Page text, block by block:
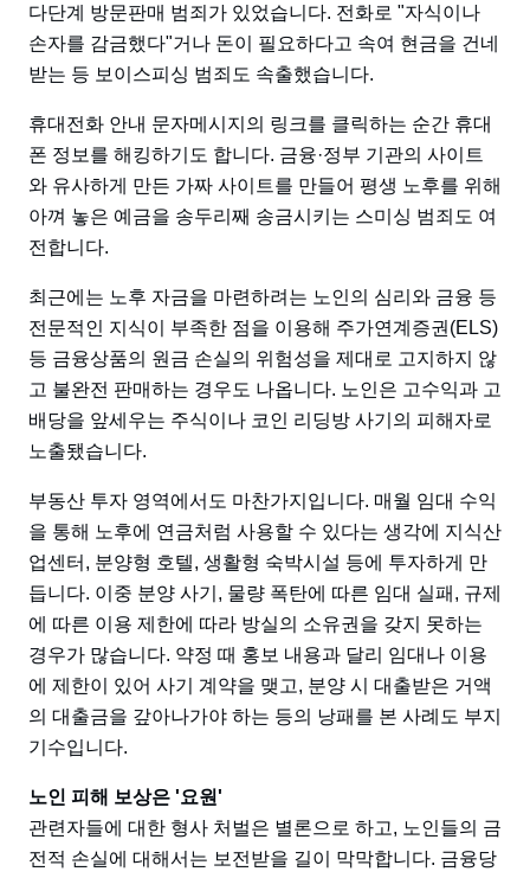
다단계 방문판매 범죄가 있었습니다. 전화로 "자식이나
손자를 감금했다"거나 돈이 필요하다고 속여 현금을 건네
받는 등 보이스피싱 범죄도 속출했습니다.
휴대전화 안내 문자메시지의 링크를 클릭하는 순간 휴대
폰 정보를 해킹하기도 합니다. 금융·정부 기관의 사이트
와 유사하게 만든 가짜 사이트를 만들어 평생 노후를 위해
아껴 놓은 예금을 송두리째 송금시키는 스미싱 범죄도 여
전합니다.
최근에는 노후 자금을 마련하려는 노인의 심리와 금융 등
전문적인 지식이 부족한 점을 이용해 주가연계증권(ELS)
등 금융상품의 원금 손실의 위험성을 제대로 고지하지 않
고 불완전 판매하는 경우도 나옵니다. 노인은 고수익과 고
배당을 앞세우는 주식이나 코인 리딩방 사기의 피해자로
노출됐습니다.
부동산 투자 영역에서도 마찬가지입니다. 매월 임대 수익
을 통해 노후에 연금처럼 사용할 수 있다는 생각에 지식산
업센터, 분양형 호텔, 생활형 숙박시설 등에 투자하게 만
듭니다. 이중 분양 사기, 물량 폭탄에 따른 임대 실패, 규제
에 따른 이용 제한에 따라 방실의 소유권을 갖지 못하는
경우가 많습니다. 약정 때 홍보 내용과 달리 임대나 이용
에 제한이 있어 사기 계약을 맺고, 분양 시 대출받은 거액
의 대출금을 갚아나가야 하는 등의 낭패를 본 사례도 부지
기수입니다.
노인 피해 보상은 '요원'
관련자들에 대한 형사 처벌은 별론으로 하고, 노인들의 금
전적 손실에 대해서는 보전받을 길이 막막합니다. 금융당